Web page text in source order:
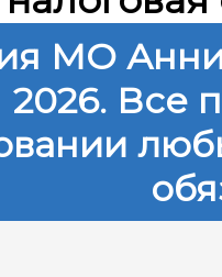
МО
2026. Все